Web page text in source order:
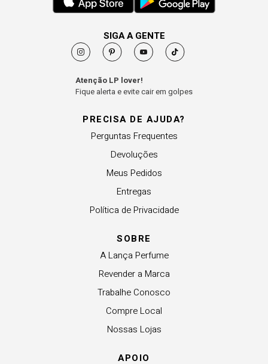
PRECISA DE AJUDA?
Perguntas Frequentes
Devoluções
Meus Pedidos
Entregas
Política de Privacidade
SOBRE
A Lança Perfume
Revender a Marca
Trabalhe Conosco
Compre Local
Nossas Lojas
APOIO
SIGA A GENTE
Atenção LP lover!
Fique alerta e evite cair em golpes